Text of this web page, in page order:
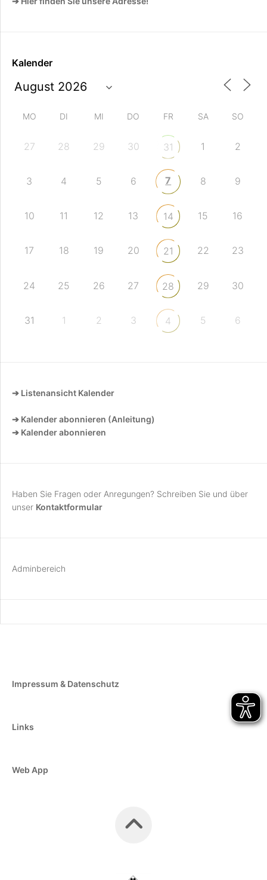
Kalender
MO DI MI DO FR SA SO
27 28 29 30 31 1 2
3 4 5 6 7 8 9
10 11 12 13 14 15 16
17 18 19 20 21 22 23
24 25 26 27 28 29 30
31 1 2 3 4 5 6
➔ Listenansicht Kalender
➔ Kalender abonnieren (Anleitung)
➔ Kalender abonnieren
Haben Sie Fragen oder Anregungen? Schreiben Sie und über
unser Kontaktformular
Adminbereich
Impressum & Datenschutz
Links
Web App